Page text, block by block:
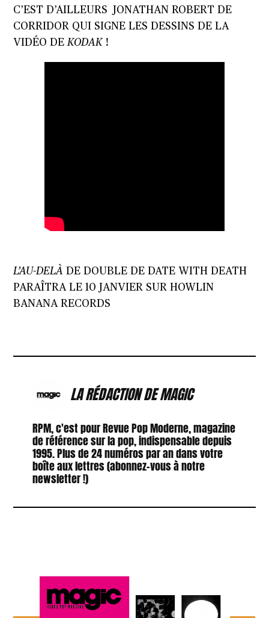
C’EST D’AILLEURS JONATHAN ROBERT DE
CORRIDOR QUI SIGNE LES DESSINS DE LA
VIDÉO DEKODAK !
L’AU-DELÀ DE DOUBLE DEDATE WITH DEATH
PARAÎTRA LE 10 JANVIER SUR HOWLIN
BANANA RECORDS
LA RÉDACTION DE MAGIC
RPM, c'est pour Revue Pop Moderne, magazine
de référence sur la pop, indispensable depuis
1995. Plus de 24 numéros par an dans votre
boîte aux lettres (abonnez-vous à notre
newsletter !)